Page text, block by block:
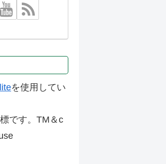
を使用してい
です。TM＆c